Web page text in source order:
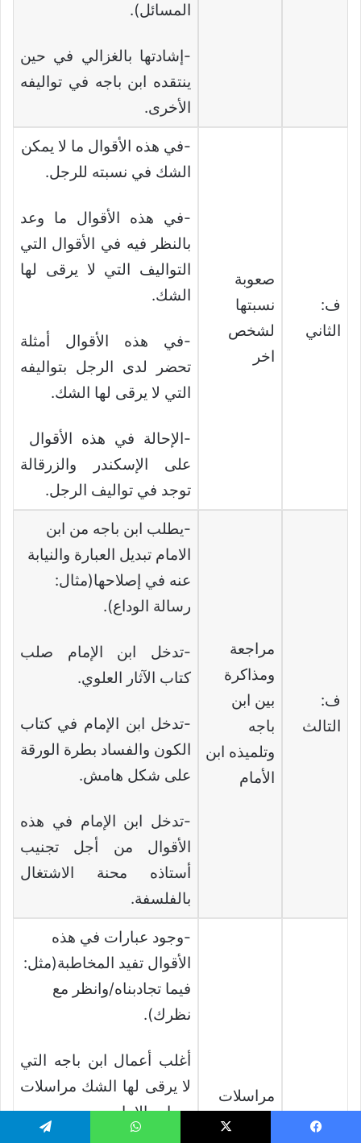
المسائل).
-إشادتها بالغزالي في حين
ينتقده ابن باجه في تواليفه
الأخرى.
ف:
الثاني
صعوبة
نسبتها
لشخص
اخر
-في هذه الأقوال ما لا يمكن
الشك في نسبته للرجل.
-في هذه الأقوال ما وعد
بالنظر فيه في الأقوال التي
التواليف التي لا يرقى لها
الشك.
-في هذه الأقوال أمثلة
تحضر لدى الرجل بتواليفه
التي لا يرقى لها الشك.
-الإحالة في هذه الأقوال
على الإسكندر والزرقالة
توجد في تواليف الرجل.
ف:
التالث
مراجعة
ومذاكرة
بين ابن
باجه
وتلميذه ابن
الأمام
-يطلب ابن باجه من ابن
الامام تبديل العبارة والنيابة
عنه في إصلاحها(مثال:
رسالة الوداع).
-تدخل ابن الإمام صلب
كتاب الآثار العلوي.
-تدخل ابن الإمام في كتاب
الكون والفساد بطرة الورقة
على شكل هامش.
-تدخل ابن الإمام في هذه
الأقوال من أجل تجنيب
أستاذه محنة الاشتغال
بالفلسفة.
ف:
مراسلات
-وجود عبارات في هذه
الأقوال تفيد المخاطبة(مثل:
فيما تجادبناه/وانظر مع
نظرك).
أغلب أعمال ابن باجه التي
لا يرقى لها الشك مراسلات
مع ابن الإمام.